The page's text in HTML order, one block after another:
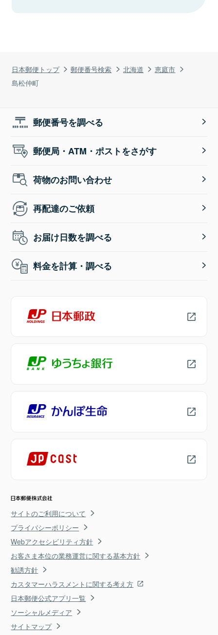
日本郵便トップ 郵便番号検索 北海道
恵庭市
島松仲町
郵便番号を調べる
郵便局・ATM・ポストをさがす
荷物のお問い合わせ
再配達のご依頼
お届け日数を調べる
料金を計算・調べる
サイトのご利用について
プライバシーポリシー
Webアクセシビリティ方針
お客さま本位の業務運営に関する基本方針
勧誘方針
カスタマーハラスメントに関する考え方
日本郵便公式アプリ一覧
ソーシャルメディア
サイトマップ